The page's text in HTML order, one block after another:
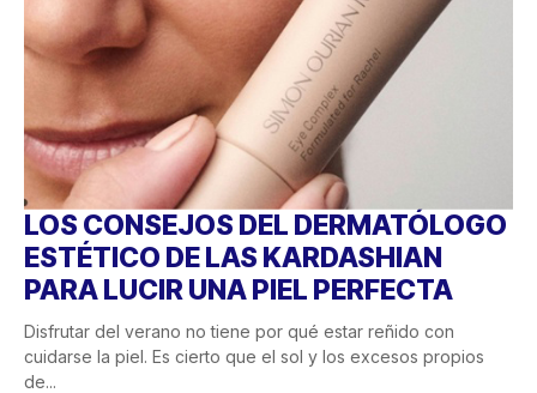
LOS CONSEJOS DEL DERMATÓLOGO
ESTÉTICO DE LAS KARDASHIAN
PARA LUCIR UNA PIEL PERFECTA
Disfrutar del verano no tiene por qué estar reñido con
cuidarse la piel. Es cierto que el sol y los excesos propios
de...